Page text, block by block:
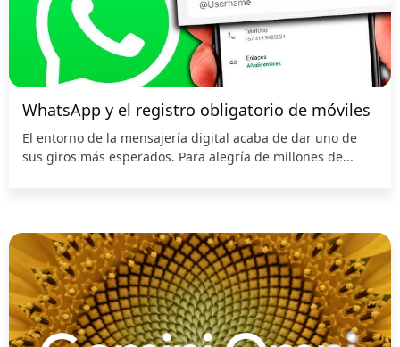
WhatsApp y el registro obligatorio de móviles
El entorno de la mensajería digital acaba de dar uno de
sus giros más esperados. Para alegría de millones de...